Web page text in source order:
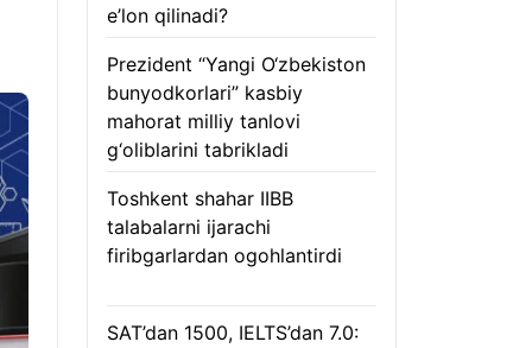
e’lon qilinadi?
Prezident “Yangi O‘zbekiston
bunyodkorlari” kasbiy
mahorat milliy tanlovi
g‘oliblarini tabrikladi
Toshkent shahar IIBB
talabalarni ijarachi
firibgarlardan ogohlantirdi
SAT’dan 1500, IELTS’dan 7.0: